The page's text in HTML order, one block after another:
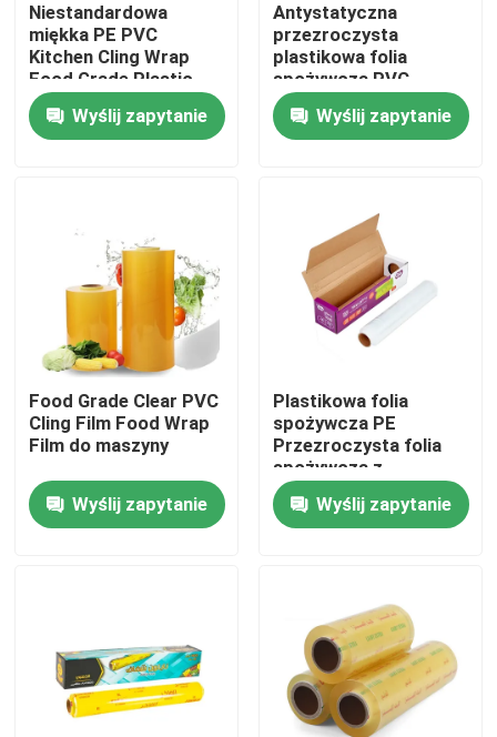
Dom
Filmy
O nas
Wycieczka po fabryce
Kontrola jakości
Skontaktuj się z nami
Sprawy
Taśma pakowa BOPP
Niestandardowa
miękka PE PVC
Kitchen Cling Wrap
Food Grade Plastic
Fresh Keeping Cling
Film With Cutter
Wyślij zapytanie
Antystatyczna
przezroczysta
plastikowa folia
spożywcza PVC
Kompostowalna folia
samoprzylepna z
nożem
Wyślij zapytanie
Food Grade Clear PVC
Cling Film Food Wrap
Film do maszyny
Wyślij zapytanie
Plastikowa folia
spożywcza PE
Przezroczysta folia
spożywcza z
suwakiem
Wyślij zapytanie